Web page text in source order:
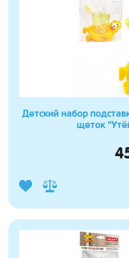
Детский набор
щеток